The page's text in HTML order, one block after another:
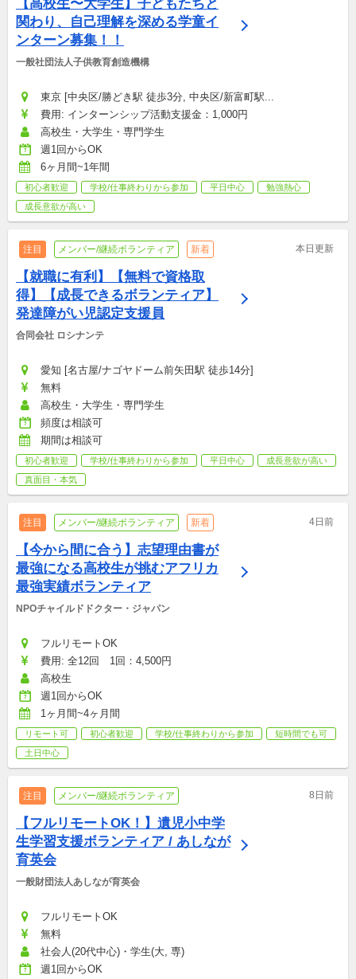
【高校生〜大学生】子どもたちと
関わり、自己理解を深める学童イ
ンターン募集！！
一般社団法人子供教育創造機構
東京 [中央区/勝どき駅 徒歩3分, 中央区/新富町駅...
費用: インターンシップ活動支援金：1,000円
高校生・大学生・専門学生
週1回からOK
6ヶ月間~1年間
初心者歓迎 学校/仕事終わりから参加 平日中心
勉強熱心
成長意欲が高い
注目 メンバー/継続ボランティア 新着 本日更新
【就職に有利】【無料で資格取
得】【成長できるボランティア】
発達障がい児認定支援員
合同会社 ロシナンテ
愛知 [名古屋/ナゴヤドーム前矢田駅 徒歩14分]
無料
高校生・大学生・専門学生
頻度は相談可
期間は相談可
初心者歓迎 学校/仕事終わりから参加 平日中心
成長意欲が高い
真面目・本気
注目 メンバー/継続ボランティア 新着 4日前
【今から間に合う】志望理由書が
最強になる高校生が挑むアフリカ
最強実績ボランティア
NPOチャイルドドクター・ジャパン
フルリモートOK
費用: 全12回　1回：4,500円
高校生
週1回からOK
1ヶ月間~4ヶ月間
リモート可 初心者歓迎 学校/仕事終わりから参加
短時間でも可
土日中心
注目 メンバー/継続ボランティア 8日前
【フルリモートOK！】遺児小中学
生学習支援ボランティア / あしなが
育英会
一般財団法人あしなが育英会
フルリモートOK
無料
社会人(20代中心)・学生(大, 専)
週1回からOK